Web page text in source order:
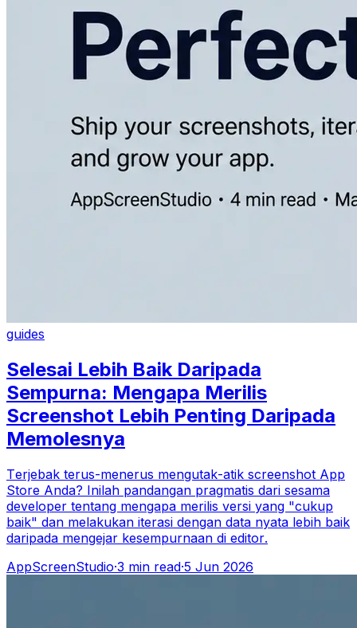
guides
Selesai Lebih Baik Daripada
Sempurna: Mengapa Merilis
Screenshot Lebih Penting Daripada
Memolesnya
Terjebak terus-menerus mengutak-atik screenshot App
Store Anda? Inilah pandangan pragmatis dari sesama
developer tentang mengapa merilis versi yang "cukup
baik" dan melakukan iterasi dengan data nyata lebih baik
daripada mengejar kesempurnaan di editor.
AppScreenStudio·3 min read·5 Jun 2026